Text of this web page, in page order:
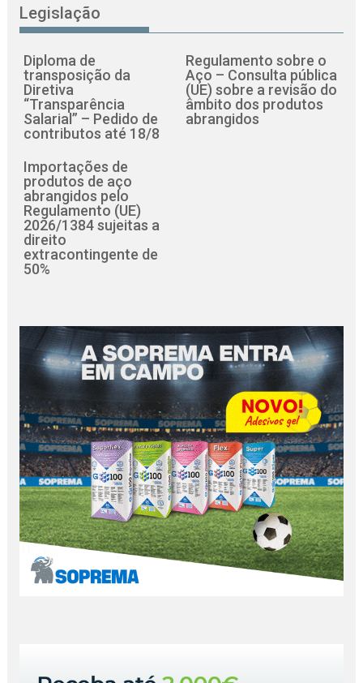
Legislação
Diploma de
transposição da
Diretiva
“Transparência
Salarial” – Pedido de
contributos até 18/8
Regulamento sobre o
Aço – Consulta pública
(UE) sobre a revisão do
âmbito dos produtos
abrangidos
Importações de
produtos de aço
abrangidos pelo
Regulamento (UE)
2026/1384 sujeitas a
direito
extracontingente de
50%